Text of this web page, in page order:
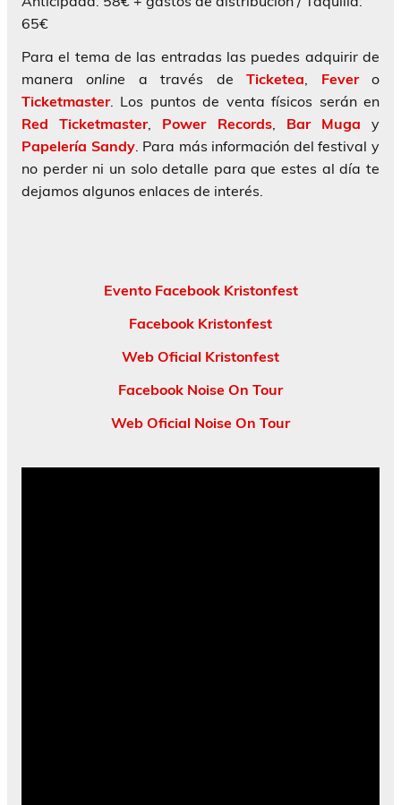
65€
Para el tema de las entradas las puedes adquirir de
maneraonline a través deTicketea Fevero
Ticketmaster. Los puntos de venta físicos serán en
Red Ticketmaster, Power Records, Bar Mugay
Papelería Sandy. Para más información del festival y
no perder ni un solo detalle para que estes al día te
dejamos algunos enlaces de interés.
Evento Facebook Kristonfest
Facebook Kristonfest
Web Oficial Kristonfest
Facebook Noise On Tour
Web Oficial Noise On Tour